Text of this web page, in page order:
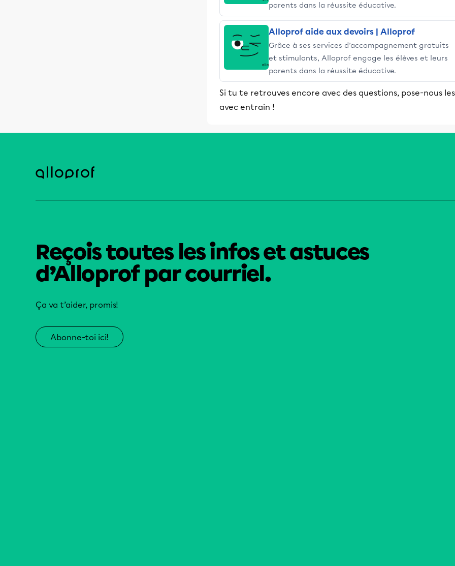
parents dans la réussite éducative.
Alloprof aide aux devoirs | Alloprof
Grâce à ses services d’accompagnement gratuits
et stimulants, Alloprof engage les élèves et leurs
parents dans la réussite éducative.
Si tu te retrouves encore avec des questions, pose-nous les
avec entrain !
Reçois toutes les infos et astuces
d’Alloprof par courriel.
Ça va t’aider, promis!
Abonne-toi ici!